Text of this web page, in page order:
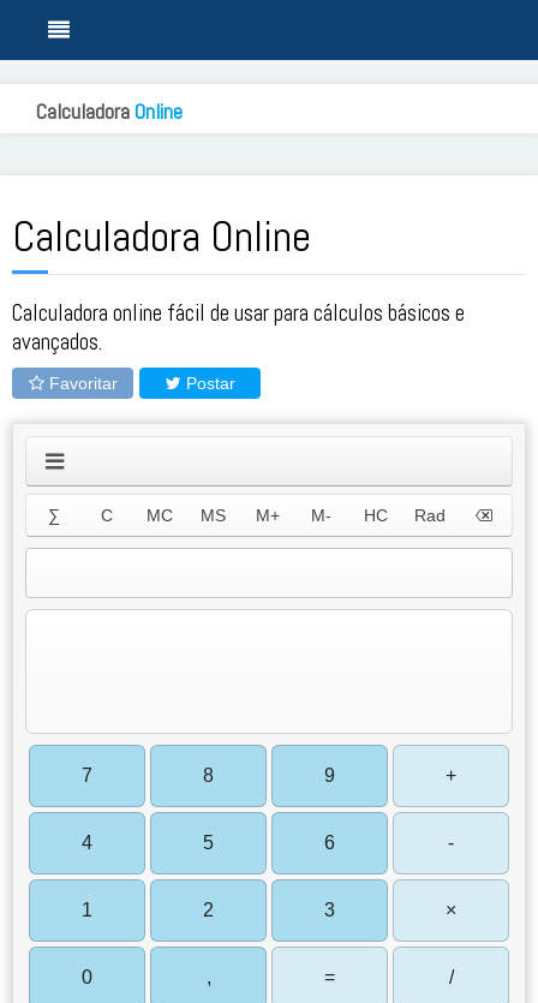
CalculadoraOnline
Calculadora Online
Calculadora online fácil de usar para cálculos básicos e
avançados.
Favoritar Postar
∑ C MC MS M+ M- HC Rad
7 8 9 +
4 5 6 -
1 2 3 ×
0 , = /